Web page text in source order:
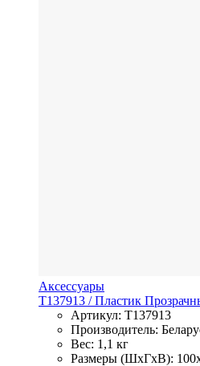
Аксессуары
Т137913 / Пластик
Артикул: Т137913
Производитель:
Вес: 1,1 кг
Размеры (ШхГхВ):